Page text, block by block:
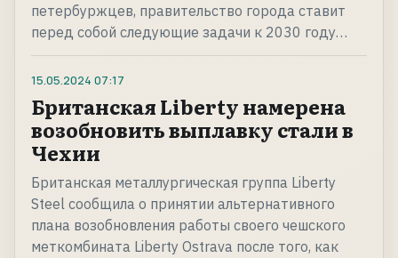
петербуржцев, правительство города ставит
перед собой следующие задачи к 2030 году…
15.05.2024 07:17
Британская Liberty намерена
возобновить выплавку стали в
Чехии
Британская металлургическая группа Liberty
Steel сообщила о принятии альтернативного
плана возобновления работы своего чешского
меткомбината Liberty Ostrava после того, как